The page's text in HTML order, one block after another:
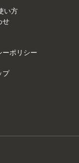
い方
せ
ーポリシー
プ